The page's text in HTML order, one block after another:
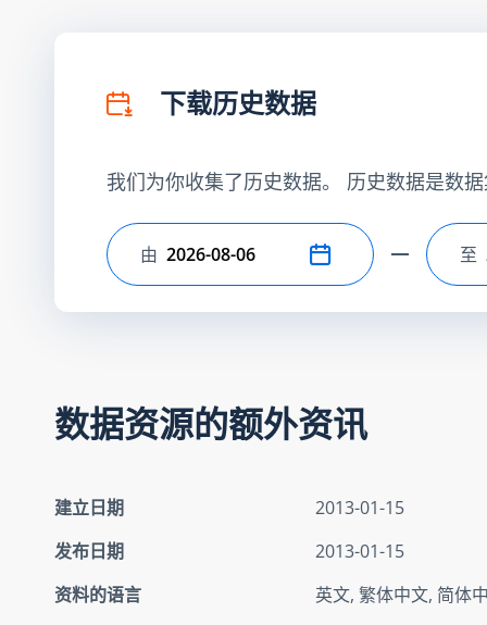
下载历史数据
我们为你收集了历史数据。 历史数据是数
选择开始日期
由 选
至
数据资源的额外资讯
建立日期
2013-01-15
发布日期
2013-01-15
资料的语言
英文, 繁体中文, 简体